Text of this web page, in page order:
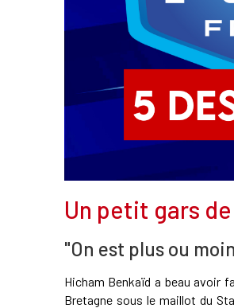
Un petit gars
"On est plus ou
Hicham Benkaïd a beau avoir
Bretagne sous le maillot du